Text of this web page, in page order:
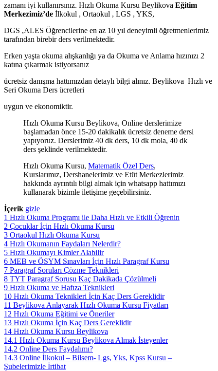
zamanı iyi kullanırsınız. Hızlı Okuma Kursu Beylikova Eğitim
Merkezimiz’de İlkokul , Ortaokul , LGS , YKS,
DGS ,ALES Öğrencilerine en az 10 yıl deneyimli öğretmenlerimiz
tarafından birebir ders verilmektedir.
Erken yaşta okuma alışkanlığı ya da Okuma ve Anlama hızınızı 2
katına çıkarmak istiyorsanız
ücretsiz danışma hattımızdan detaylı bilgi alınız. Beylikova Hızlı ve
Seri Okuma Ders ücretleri
uygun ve ekonomiktir.
Hızlı Okuma Kursu Beylikova, Online derslerimize
başlamadan önce 15-20 dakikalık ücretsiz deneme dersi
yapıyoruz. Derslerimiz 40 dk ders, 10 dk mola, 40 dk
ders şeklinde verilmektedir.
Hızlı Okuma Kursu, Matematik Özel Ders,
Kurslarımız, Dershanelerimiz ve Etüt Merkezlerimiz
hakkında ayrıntılı bilgi almak için whatsapp hattımızı
kullanarak bizimle iletişime geçebilirsiniz.
İçerik gizle
1 Hızlı Okuma Programı ile Daha Hızlı ve Etkili Öğrenin
2 Çocuklar İçin Hızlı Okuma Kursu
3 Ortaokul Hızlı Okuma Kursu
4 Hızlı Okumanın Faydaları Nelerdir?
5 Hızlı Okumayı Kimler Alabilir
6 MEB ve ÖSYM Sınavları İçin Hızlı Paragraf Kursu
7 Paragraf Soruları Çözme Teknikleri
8 TYT Paragraf Sorusu Kaç Dakikada Çözülmeli
9 Hızlı Okuma ve Hafıza Teknikleri
10 Hızlı Okuma Teknikleri İçin Kaç Ders Gereklidir
11 Beylikova Anlayarak Hızlı Okuma Kursu Fiyatları
12 Hızlı Okuma Eğitimi ve Öneriler
13 Hızlı Okuma İçin Kaç Ders Gereklidir
14 Hızlı Okuma Kursu Beylikova
14.1 Hızlı Okuma Kursu Beylikova Almak İsteyenler
14.2 Online Ders Faydalımı?
14.3 Online İlkokul – Bilsem- Lgs, Yks, Kpss Kursu –
Şubelerimizle İrtibat